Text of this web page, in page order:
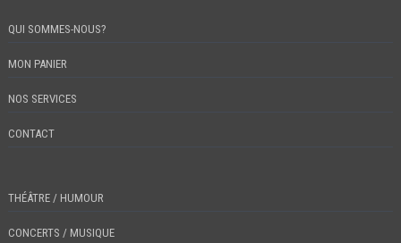
QUI SOMMES-NOUS?
MON PANIER
NOS SERVICES
CONTACT
THÉÂTRE / HUMOUR
CONCERTS / MUSIQUE